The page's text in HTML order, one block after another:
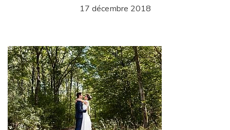
17 décembre 2018